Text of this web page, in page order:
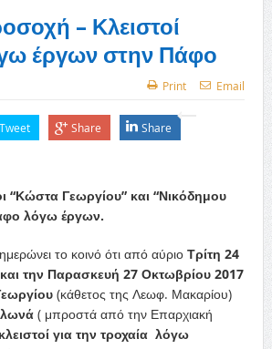
– Κλειστοί
έργων στην Πάφο
Print Email
Tweet Share Share
“Κώστα Γεωργίου” και “Νικόδημου
λόγω έργων.
το κοινό ότι από αύριο Τρίτη 24
την Παρασκευή 27 Οκτωβρίου 2017
(κάθετος της Λεωφ. Μακαρίου)
( μπροστά από την Επαρχιακή
κλειστοί για την τροχαία λόγω